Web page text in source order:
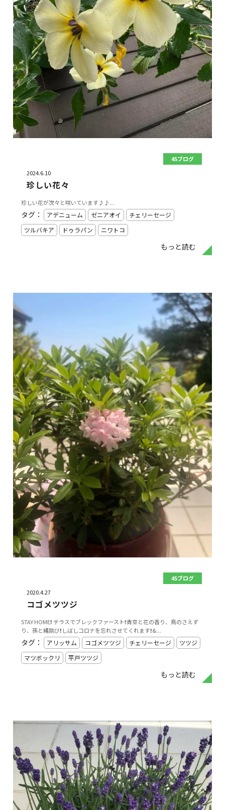
45ブログ
2024.6.10
珍しい花々
珍しい花が次々と咲いています♪♪...
もっと読む
タグ： アデニューム ゼニアオイ
チェリーセージ
ツルバキア
ドゥラパン ニワトコ
45ブログ
2020.4.27
コゴメツツジ
STAY HOME❗️ テラスでブレックファースト❗️青空と花の香り、鳥のさえず
り、孫と縄跳び❗️しばしコロナを忘れさせてくれます❗&...
もっと読む
タグ： アリッサム コゴメツツジ チェリーセージ
ツツジ
マツボックリ
平戸ツツジ